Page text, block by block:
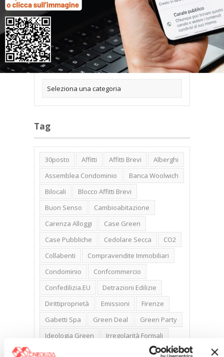
Categorie
Tag
30posto Affitti Affitti Brevi
Alberghi
Assemblea Condominio
Banca Woolwich
Bilocali
Blocco Affitti Brevi
Buon Senso
Cambioabitazione
Carenza Alloggi
Case Green
Case Pubbliche
Cedolare Secca
CO2
Collabenti
Compravendite Immobiliari
Condominio
Confcommercio
Confedilizia.EU
Detrazioni Edilizie
Dirittiproprietà
Emissioni
Firenze
Gabetti Spa
Green Deal
Green Party
Ideologia Green
Irregolarità Formali
Libero Mercato
New York